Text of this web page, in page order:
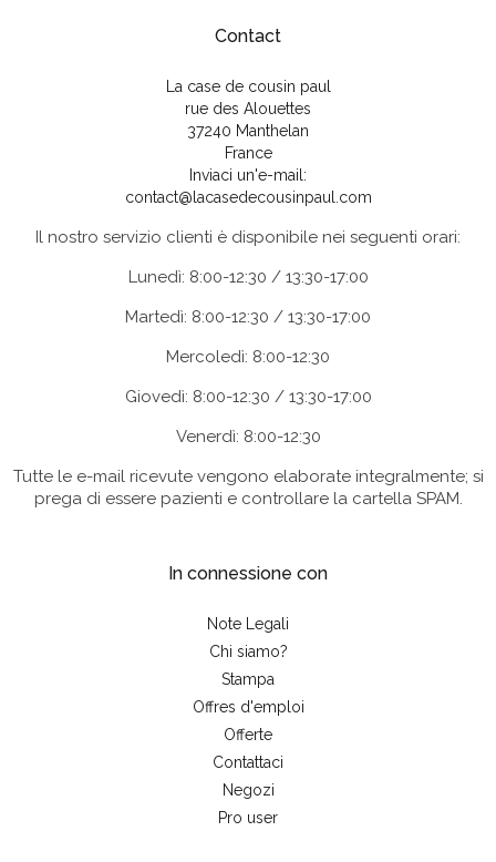
Contact
La case de cousin paul
rue des Alouettes
37240 Manthelan
France
Inviaci un'e-mail:
contact@lacasedecousinpaul.com
Il nostro servizio clienti è disponibile nei seguenti orari:
Lunedì: 8:00-12:30 / 13:30-17:00
Martedì: 8:00-12:30 / 13:30-17:00
Mercoledì: 8:00-12:30
Giovedì: 8:00-12:30 / 13:30-17:00
Venerdì: 8:00-12:30
Tutte le e-mail ricevute vengono elaborate integralmente; si
prega di essere pazienti e controllare la cartella SPAM.
In connessione con
Note Legali
Chi siamo?
Stampa
Offres d'emploi
Offerte
Contattaci
Negozi
Pro user